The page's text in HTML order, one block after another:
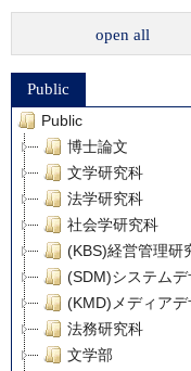
open all
Public
Public
博士論文
文学研究科
法学研究科
社会学研究科
(KBS)経営管理研
(SDM)システム
(KMD)メディア
法務研究科
文学部